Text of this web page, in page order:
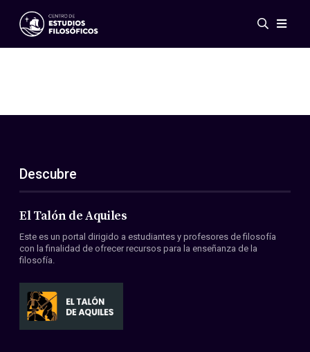
Eventos
ES
EN
Acerca de nosotros
Miembros
Convenios
Descubre
El Talón de Aquiles
Este es un portal dirigido a estudiantes y profesores de filosofía
con la finalidad de ofrecer recursos para la enseñanza de la
filosofía.